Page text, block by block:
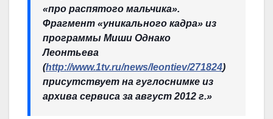
«про распятого мальчика».
Фрагмент «уникального кадра» из
программы Миши Однако
Леонтьева
(http://www.1tv.ru/news/leontiev/271824)
присутствует на гуглоснимке из
архива сервиса за август 2012 г.»